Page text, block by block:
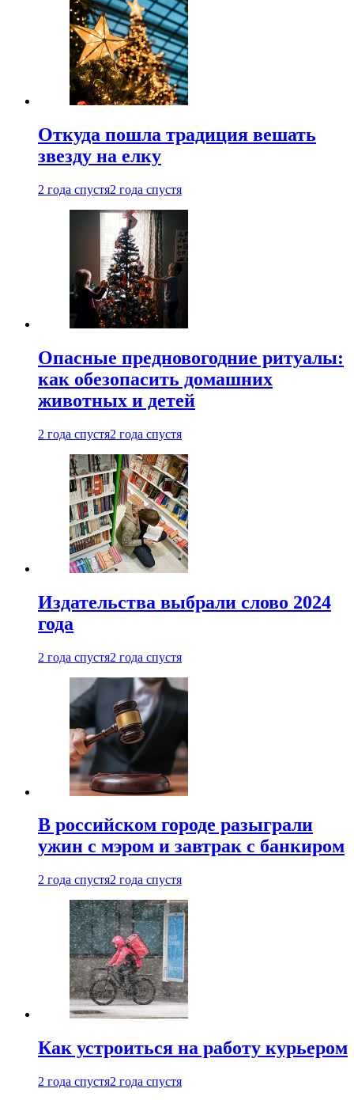
Откуда пошла традиция вешать
звезду на елку
2 года спустя2 года спустя
Опасные предновогодние ритуалы:
как обезопасить домашних
животных и детей
2 года спустя2 года спустя
Издательства выбрали слово 2024
года
2 года спустя2 года спустя
В российском городе разыграли
ужин с мэром и завтрак с банкиром
2 года спустя2 года спустя
Как устроиться на работу курьером
2 года спустя2 года спустя